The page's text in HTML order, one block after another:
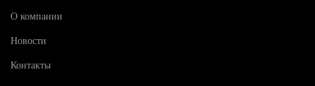
О компании
Новости
Контакты